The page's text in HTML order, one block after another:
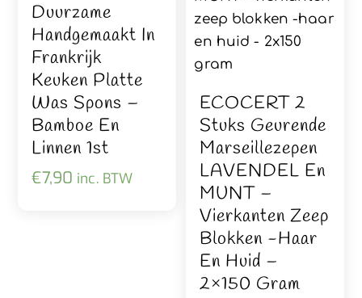
Duurzame
Handgemaakt In
Frankrijk
Keuken Platte
Was Spons –
Bamboe En
Linnen 1st
€7,90 inc. BTW
ECOCERT 2
Stuks Geurende
Marseillezepen
LAVENDEL En
MUNT –
Vierkanten Zeep
Blokken -haar
En Huid –
2×150 Gram